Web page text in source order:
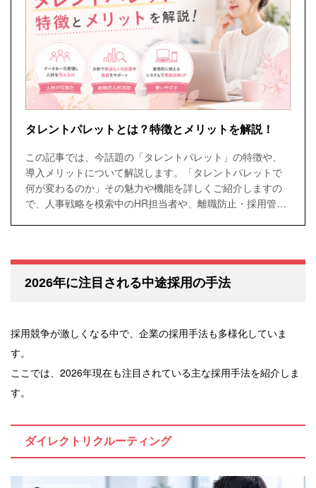
タレントパレットとは？特徴とメリットを解説！
この記事では、今話題の「タレントパレット」の特徴や、
導入メリットについて解説します。「タレントパレットで
何が変わるのか」その魅力や機能を詳しくご紹介しますの
で、人事戦略を模索中のHR担当者や、離職防止・採用管理
2026年に注目される中途採用の手法
採用競争が激しくなる中で、企業の採用手法も多様化していま
す。
ここでは、2026年現在も注目されている主な採用手法を紹介しま
す。
ダイレクトリクルーティング